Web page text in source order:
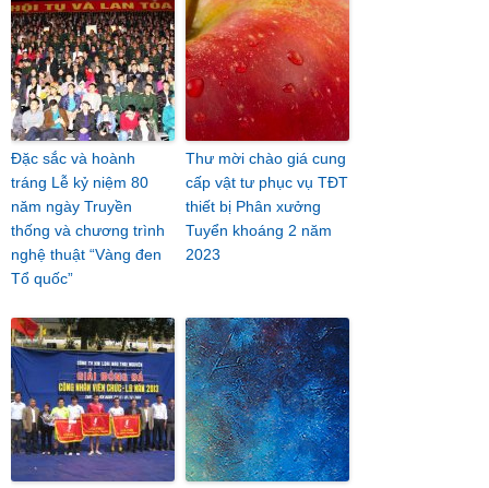
Đặc sắc và hoành
tráng Lễ kỷ niệm 80
năm ngày Truyền
thống và chương trình
nghệ thuật “Vàng đen
Tổ quốc”
Thư mời chào giá cung
cấp vật tư phục vụ TĐT
thiết bị Phân xưởng
Tuyển khoáng 2 năm
2023